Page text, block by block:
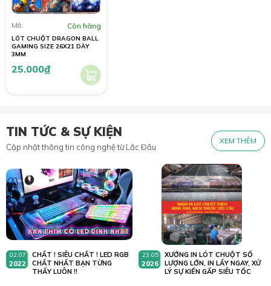
Mã: Còn hàng
LÓT CHUỘT DRAGON BALL
GAMING SIZE 26X21 DÀY
3MM
25.000đ
TIN TỨC & SỰ KIỆN
Cập nhật thông tin công nghệ từ Lắc Đầu
XEM THÊM
02.07
2022
CHẤT ! SIÊU CHẤT ! LED RGB
CHẤT NHẤT BẠN TỪNG
THẤY LUÔN !!
23.05
2026
XƯỞNG IN LÓT CHUỘT SỐ
LƯỢNG LỚN, IN LẤY NGAY, XỬ
LÝ SỰ KIẾN GẤP SIÊU TỐC